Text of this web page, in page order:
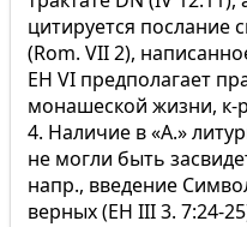
цитируется послание
(Rom. VII 2),
EH VI предполагает
монашеской жизни, к-
4. Наличие в «А.»
не могли быть
напр., введение
верных (EH III 3. 7:24-